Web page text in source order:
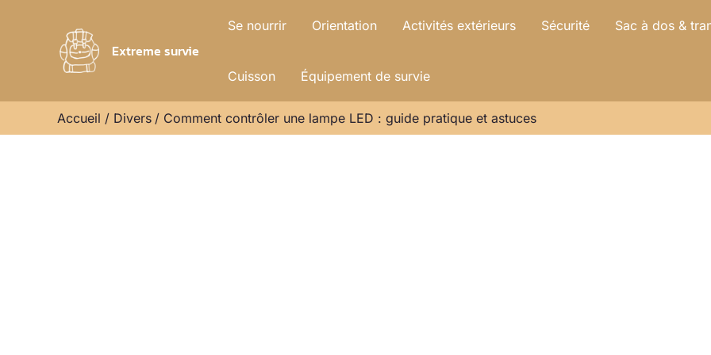
Extreme survie
Se nourrir Orientation Activités extérieurs Sécurité Sac à dos &
Cuisson Équipement de survie
Accueil Divers Comment contrôler une lampe LED : guide pratique et astuces